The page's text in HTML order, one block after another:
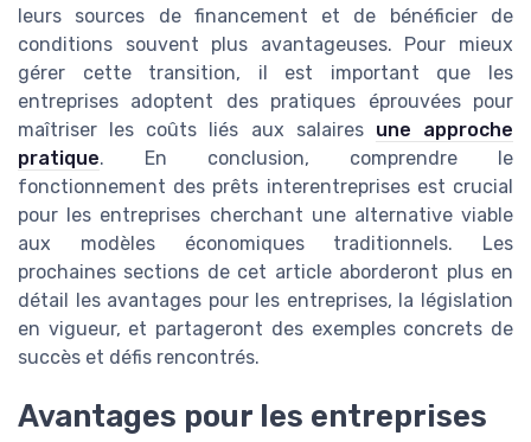
leurs sources de financement et de bénéficier de
conditions souvent plus avantageuses. Pour mieux
gérer cette transition, il est important que les
entreprises adoptent des pratiques éprouvées pour
maîtriser les coûts liés aux salaires une approche
pratique. En conclusion, comprendre le
fonctionnement des prêts interentreprises est crucial
pour les entreprises cherchant une alternative viable
aux modèles économiques traditionnels. Les
prochaines sections de cet article aborderont plus en
détail les avantages pour les entreprises, la législation
en vigueur, et partageront des exemples concrets de
succès et défis rencontrés.
Avantages pour les entreprises